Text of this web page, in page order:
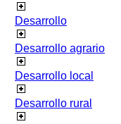
Desarrollo
Desarrollo agrario
Desarrollo local
Desarrollo rural